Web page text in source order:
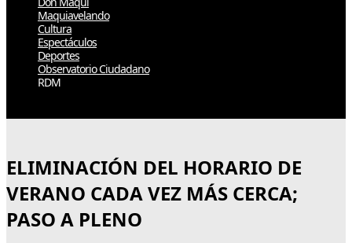
Maquiavelando
Cultura
Espectáculos
Deportes
Observatorio Ciudadano
RDM
ELIMINACIÓN DEL HORARIO DE
VERANO CADA VEZ MÁS CERCA;
PASO A PLENO